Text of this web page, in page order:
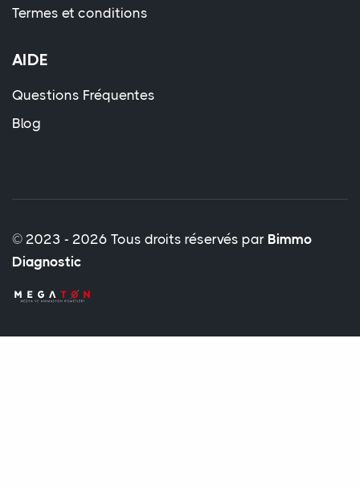
Termes et conditions
AIDE
Questions Fréquentes
Blog
© 2023 - 2026 Tous droits réservés par Bimmo
Diagnostic